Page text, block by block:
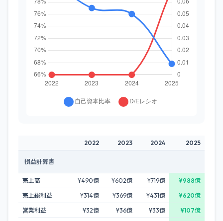
2022 2023 2024 2025
損益計算書
売上高 ¥490億 ¥602億 ¥719億
¥988億
売上総利益
¥314億 ¥369億 ¥431億
¥620億
営業利益
¥32億 ¥36億 ¥33億
¥107億